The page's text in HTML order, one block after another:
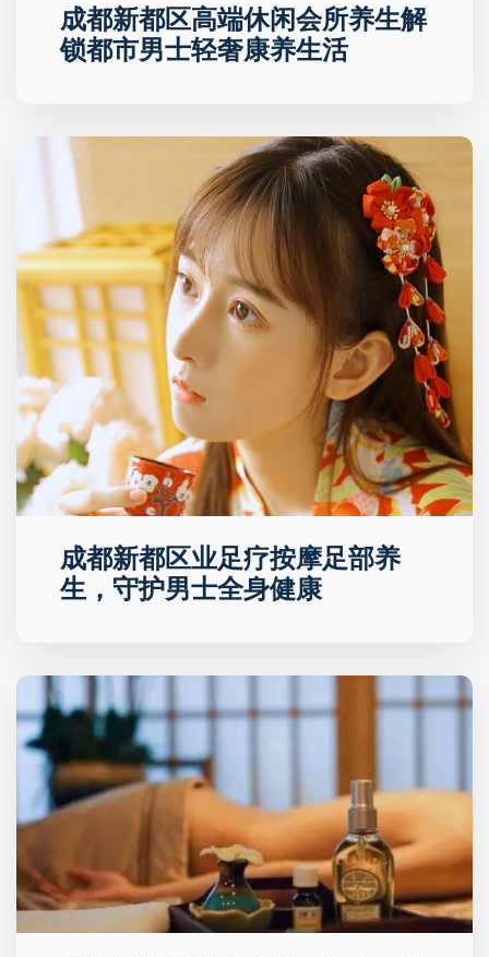
成都新都区高端休闲会所养生解
锁都市男士轻奢康养生活
成都新都区业足疗按摩足部养
生，守护男士全身健康